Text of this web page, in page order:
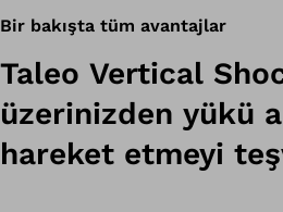
Bir bakışta tüm avantajlar
Taleo Vertical
üzerinizden yükü
hareket etmeyi